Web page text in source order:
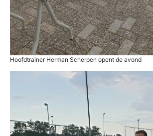
Hoofdtrainer Herman Scherpen opent de avond